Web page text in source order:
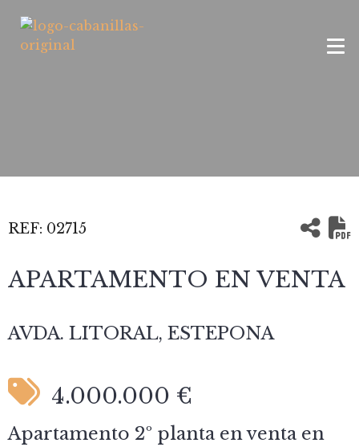
REF: 02715
APARTAMENTO EN VENTA
AVDA. LITORAL, ESTEPONA
4.000.000 €
Apartamento 2º planta en venta en